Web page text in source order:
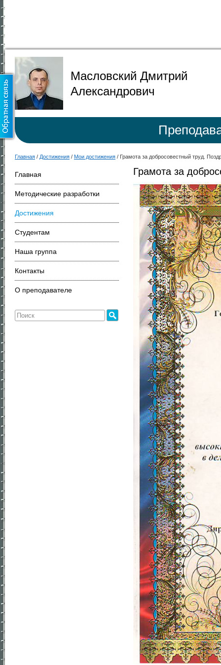
Масловский Дмитрий
Александрович
Главная / Достижения / Мои достижения / Грамота за добросовестный труд.
Главная
Методические разработки
Достижения
Студентам
Наша группа
Контакты
О преподавателе
Грамота за